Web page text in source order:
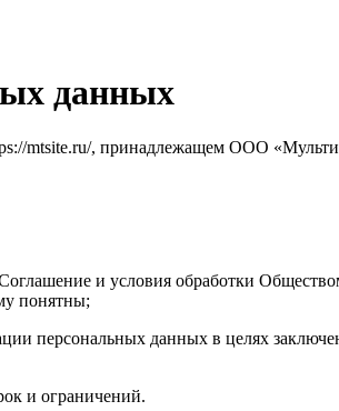
данных
mtsite.ru/, принадлежащем ООО
и условия обработки
понятны;
персональных данных в целях
и ограничений.